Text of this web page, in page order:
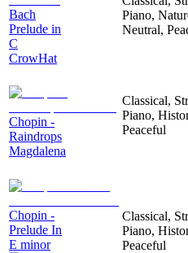
Bach
Prelude in
C
CrowHat
Piano,
Neutral,
Chopin -
Raindrops
Magdalena
Classical,
Piano,
Peaceful
Chopin -
Prelude In
E minor
Classical,
Piano,
Peaceful